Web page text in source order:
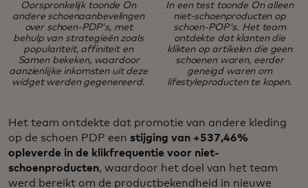
Oorspronkelijk toonde On
andere schoenaanbevelingen
over schoen-PDP's, met
behulp van strategieën zoals
populariteit, affiniteit en
Samen bekeken, waardoor
aanzienlijke inkomsten uit deze
widget werden gegenereerd.
In een test toonde On alleen
niet-schoenproducten op
schoen-POP's. Het team
ontdekte dat klanten die
klikten op artikelen die geen
schoenen waren, eerder
geneigd waren om
lifestyleproducten te kopen.
Het team ontdekte dat promotie van andere kleding
op de schoen PDP een stijging van +537,46%
opleverde in de klikfrequentie voor niet-
schoenproducten, waardoor het doel van het team
werd bereikt om de productbekendheid in nieuwe